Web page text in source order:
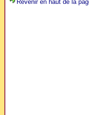
Revenir en haut de la